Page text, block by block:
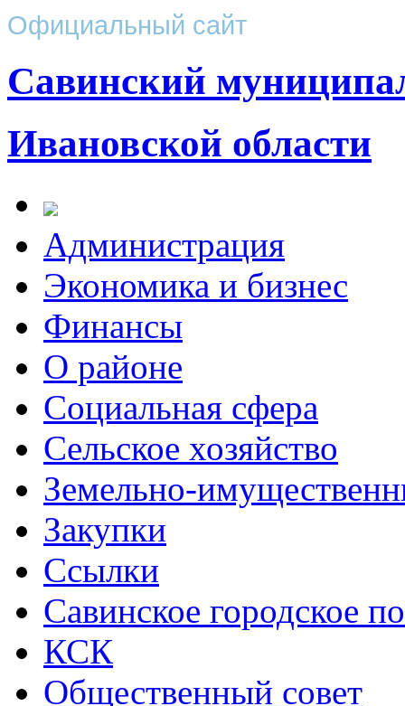
Официальный сайт
Савинский
Ивановской области
Администрация
Экономика и бизнес
Финансы
О районе
Социальная сфера
Сельское хозяйство
Земельно-
Закупки
Ссылки
Савинское городское
КСК
Общественный совет